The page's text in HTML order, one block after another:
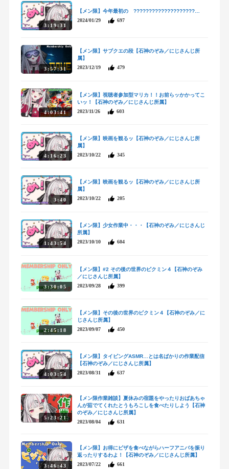
3:19:31
【メン限】今年最初の ????????????????????…
2024/01/29
697
3:57:31
【メン限】サブクエの段【石神のぞみ／にじさんじ所
属】
2023/12/19
479
4:03:41
【メン限】視聴者参加型マリカ！！お前らッかかってこ
いッ！【石神のぞみ／にじさんじ所属】
2023/11/26
603
4:16:23
【メン限】映画を観るッ【石神のぞみ／にじさんじ所
属】
2023/10/22
345
3:40
【メン限】映画を観るッ【石神のぞみ／にじさんじ所
属】
2023/10/22
205
1:43:54
【メン限】少女作業中・・・【石神のぞみ／にじさんじ
所属】
2023/10/10
604
3:30:05
【メン限】#2 その後の世界のピクミン４【石神のぞみ
／にじさんじ所属】
2023/09/28
399
2:45:18
【メン限】その後の世界のピクミン４【石神のぞみ／に
じさんじ所属】
2023/09/07
450
4:03:54
【メン限】タイピングASMR…とは名ばかりの作業配信
【石神のぞみ／にじさんじ所属】
2023/08/31
637
5:23:21
【メン限作業雑談】夏休みの宿題をやったりおばあちゃ
んが茹でてくれたとうもろこしを食べたりしよう【石神
のぞみ／にじさんじ所属】
2023/08/04
631
3:46:43
【メン限】お得にピザを食べながらハーフアニバを振り
返ったりするわよ！【石神のぞみ／にじさんじ所属】
2023/07/22
661